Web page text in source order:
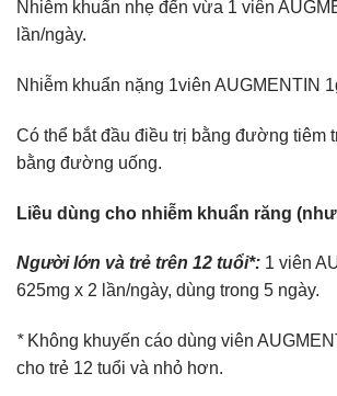
Nhiễm khuẩn nhẹ đến vừa 1 viên
lần/ngày.
Nhiễm khuẩn nặng 1viên AUGMENTIN
Có thể bắt đầu điều trị bằng đường tiêm
bằng đường uống.
Liều dùng cho nhiễm khuẩn răng
Người lớn và trẻ trên 12 tuổi*: 1 viên
625mg x 2 lần/ngày, dùng trong 5 ngày.
* Không khuyến cáo dùng viên
cho trẻ 12 tuổi và nhỏ hơn.